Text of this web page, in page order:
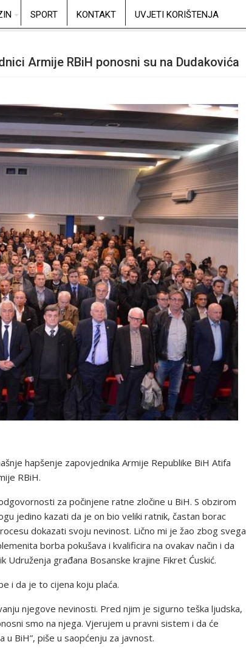
SPORT KONTAKT UVJETI KORIŠTENJA
Armije RBiH ponosni su na Dudakovića
hapšenje zapovjednika Armije Republike BiH Atifa
RBiH.
za počinjene ratne zločine u BiH. S obzirom
jedino kazati da je on bio veliki ratnik, častan borac
dokazati svoju nevinost. Lično mi je žao zbog svega
borba pokušava i kvalificira na ovakav način i da
građana Bosanske krajine Fikret Ćuskić.
i da je to cijena koju plaća.
njegove nevinosti. Pred njim je sigurno teška ljudska,
smo na njega. Vjerujem u pravni sistem i da će
BiH”, piše u saopćenju za javnost.